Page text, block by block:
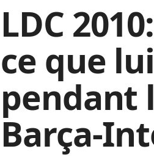
LDC
ce que
pendant
Barça-